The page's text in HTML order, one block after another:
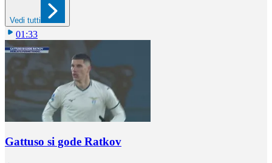
Vedi tutti
01:33
Gattuso si gode Ratkov